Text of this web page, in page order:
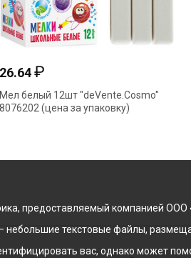
26.64₽
Мел белый 12шт "deVente.Cosmo"
8076202 (цена за упаковку)
предоставляемый компанией
небольшие текстовые файлы,
вас, однако может